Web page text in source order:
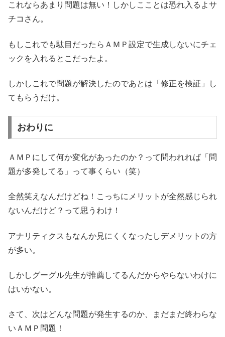
これならあまり問題は無い！しかしこことは恐れ入るよサ
チコさん。
もしこれでも駄目だったらＡＭＰ設定で生成しないにチェ
ックを入れるとこだったよ。
しかしこれで問題が解決したのであとは「修正を検証」し
てもらうだけ。
おわりに
ＡＭＰにして何か変化があったのか？って問われれば「問
題が多発してる」って事くらい（笑）
全然笑えなんだけどね！こっちにメリットが全然感じられ
ないんだけど？って思うわけ！
アナリティクスもなんか見にくくなったしデメリットの方
が多い。
しかしグーグル先生が推薦してるんだからやらないわけに
はいかない。
さて、次はどんな問題が発生するのか、まだまだ終わらな
いＡＭＰ問題！